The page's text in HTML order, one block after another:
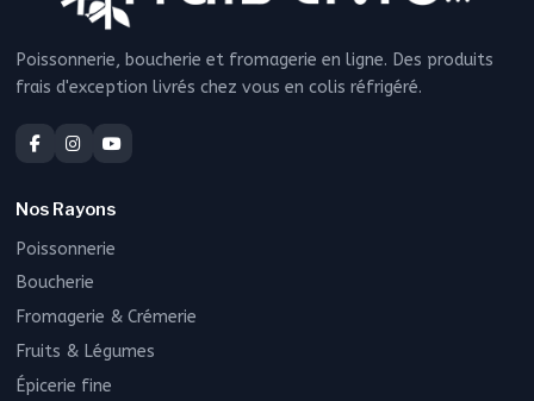
Poissonnerie, boucherie et fromagerie en ligne. Des produits
frais d'exception livrés chez vous en colis réfrigéré.
Nos Rayons
Poissonnerie
Boucherie
Fromagerie & Crémerie
Fruits & Légumes
Épicerie fine